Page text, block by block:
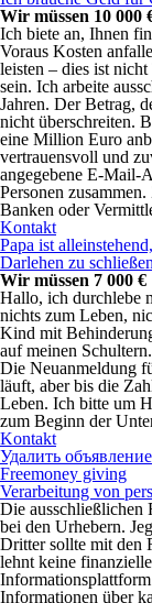
Wir müssen 10 000
Ich biete an, Ihnen
Voraus Kosten
leisten – dies ist
sein. Ich arbeite
Jahren. Der Betrag,
nicht überschreiten.
eine Million Euro
vertrauensvoll und
angegebene E-Mail-
Personen
Banken oder
Kontakt
Papa ist
Darlehen zu
Wir müssen 7 000 €
Hallo, ich durchlebe
nichts zum Leben,
Kind mit
auf meinen
Die Neuanmeldung
läuft, aber bis die
Leben. Ich bitte um
zum Beginn der
Kontakt
Удалить объявление
Freemoney giving
Verarbeitung von
Die ausschließlichen
bei den Urhebern.
Dritter sollte mit den
lehnt keine
Informationen über